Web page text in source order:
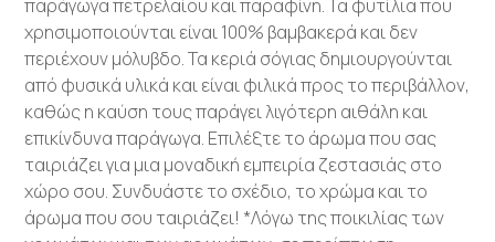
παράγωγα πετρελαίου και παραφίνη. Τα φυτίλια που
χρησιμοποιούνται είναι 100% βαμβακερά και δεν
περιέχουν μόλυβδο. Τα κεριά σόγιας δημιουργούνται
από φυσικά υλικά και είναι φιλικά προς το περιβάλλον,
καθώς η καύση τους παράγει λιγότερη αιθάλη και
επικίνδυνα παράγωγα. Επιλέξτε το άρωμα που σας
ταιριάζει για μια μοναδική εμπειρία ζεστασιάς στο
χώρο σου. Συνδυάστε το σχέδιο, το χρώμα και το
άρωμα που σου ταιριάζει! *Λόγω της ποικιλίας των